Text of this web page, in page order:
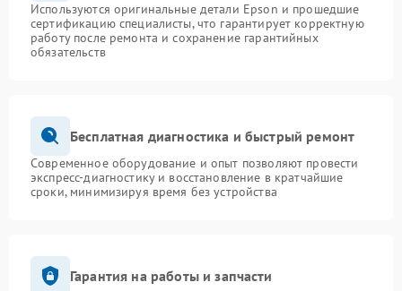
Используются оригинальные детали Epson и прошедшие
сертификацию специалисты, что гарантирует корректную
работу после ремонта и сохранение гарантийных
обязательств
Бесплатная диагностика и быстрый ремонт
Современное оборудование и опыт позволяют провести
экспресс-диагностику и восстановление в кратчайшие
сроки, минимизируя время без устройства
Гарантия на работы и запчасти